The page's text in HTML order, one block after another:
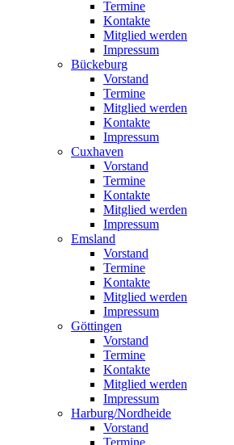
Termine
Kontakte
Mitglied werden
Impressum
Bückeburg
Vorstand
Termine
Mitglied werden
Kontakte
Impressum
Cuxhaven
Vorstand
Termine
Kontakte
Mitglied werden
Impressum
Emsland
Vorstand
Termine
Kontakte
Mitglied werden
Impressum
Göttingen
Vorstand
Termine
Kontakte
Mitglied werden
Impressum
Harburg/Nordheide
Vorstand
Termine